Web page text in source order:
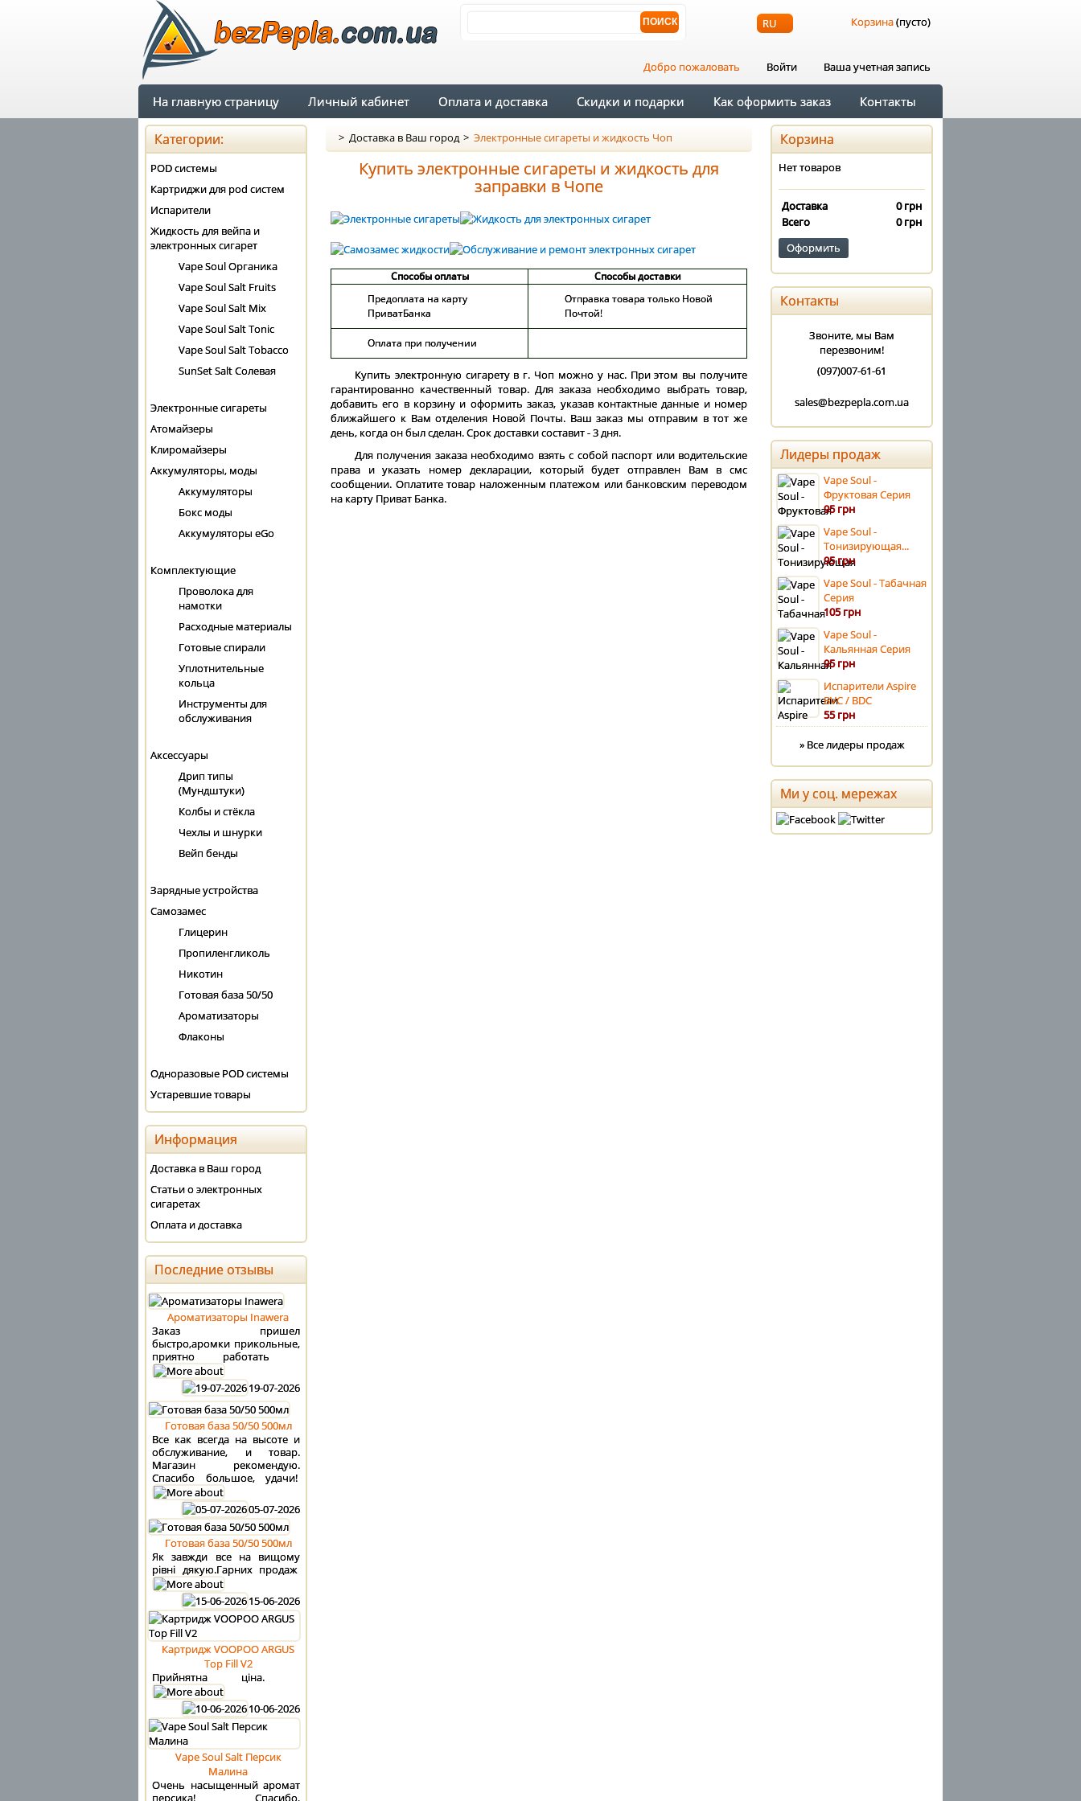
RU Корзина(пусто)
Добро пожаловать Войти Ваша учетная запись
На главную страницу Личный кабинет Оплата и доставка Скидки и подарки Как оформить заказ Контакты
> Доставка в Ваш город > Электронные сигареты и жидкость Чоп
Купить электронные сигареты и жидкость для
заправки в Чопе
Способы оплаты
Способы доставки
Предоплата на карту
ПриватБанка
Отправка товара только Новой
Почтой!
Оплата при получении
Купить электронную сигарету в г. Чоп можно у нас. При этом вы получите
гарантированно качественный товар. Для заказа необходимо выбрать товар,
добавить его в корзину и оформить заказ, указав контактные данные и номер
ближайшего к Вам отделения Новой Почты. Ваш заказ мы отправим в тот же
день, когда он был сделан. Срок доставки составит - 3 дня.
Для получения заказа необходимо взять с собой паспорт или водительские
права и указать номер декларации, который будет отправлен Вам в смс
сообщении. Оплатите товар наложенным платежом или банковским переводом
на карту Приват Банка.
Категории:
POD системы
Картриджи для pod систем
Испарители
Жидкость для вейпа и
электронных сигарет
Vape Soul Органика
Vape Soul Salt Fruits
Vape Soul Salt Mix
Vape Soul Salt Tonic
Vape Soul Salt Tobacco
SunSet Salt Солевая
Электронные сигареты
Атомайзеры
Клиромайзеры
Аккумуляторы, моды
Аккумуляторы
Бокс моды
Аккумуляторы eGo
Комплектующие
Проволока для
намотки
Расходные материалы
Готовые спирали
Уплотнительные
кольца
Инструменты для
обслуживания
Аксессуары
Дрип типы
(Мундштуки)
Колбы и стёкла
Чехлы и шнурки
Вейп бенды
Зарядные устройства
Самозамес
Глицерин
Пропиленгликоль
Никотин
Готовая база 50/50
Ароматизаторы
Флаконы
Одноразовые POD системы
Устаревшие товары
Информация
Доставка в Ваш город
Статьи о электронных
сигаретах
Оплата и доставка
Последние отзывы
Ароматизаторы Inawera
Заказ пришел
быстро,аромки прикольные,
приятно работать
19-07-2026
Готовая база 50/50 500мл
Все как всегда на высоте и
обслуживание, и товар.
Магазин рекомендую.
Спасибо большое, удачи!
05-07-2026
Готовая база 50/50 500мл
Як завжди все на вищому
рівні дякую.Гарних продаж
15-06-2026
Картридж VOOPOO ARGUS
Top Fill V2
Прийнятна ціна.
10-06-2026
Vape Soul Salt Персик
Малина
Очень насыщенный аромат
персика! Спасибо,
Корзина
Нет товаров
0 грн
Доставка
0 грн
Всего
Оформить
Контакты
Звоните, мы Вам
перезвоним!
(097)007-61-61
sales@bezpepla.com.ua
Лидеры продаж
Vape Soul -
Фруктовая Серия
95 грн
Vape Soul -
Тонизирующая...
95 грн
Vape Soul - Табачная
Серия
105 грн
Vape Soul -
Кальянная Серия
95 грн
Испарители Aspire
BVC / BDC
55 грн
» Все лидеры продаж
Ми у соц. мережах